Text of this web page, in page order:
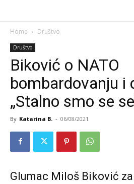
Home Društvo
Društvo
Biković o NATO
bombardovanju i
„Stalno smo se
By Katarina B. - 06/08/2021
Glumac Miloš Biković